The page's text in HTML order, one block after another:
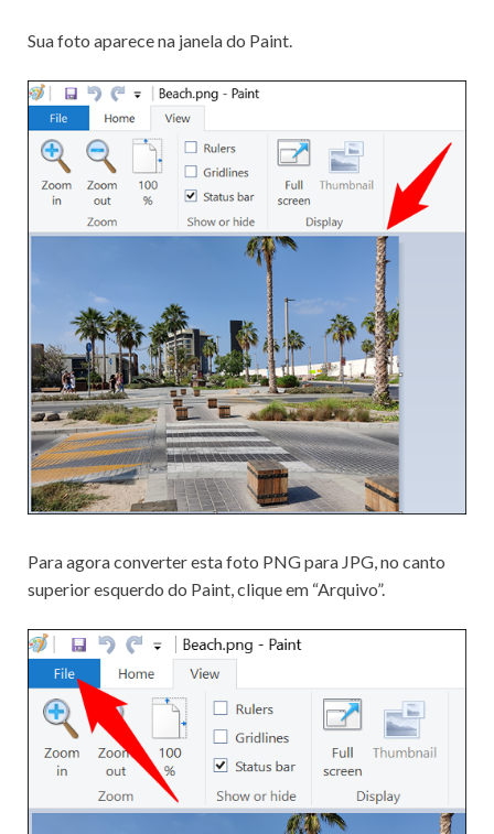
Sua foto aparece na janela do Paint.
Para agora converter esta foto PNG para JPG, no canto
superior esquerdo do Paint, clique em “Arquivo”.